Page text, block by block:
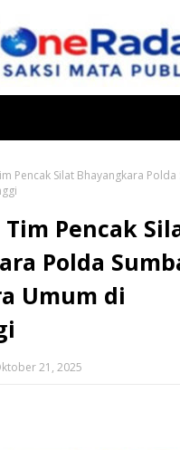
Pencak Silat Bhayangkara
Pencak
Polda
Umum di
21, 2025